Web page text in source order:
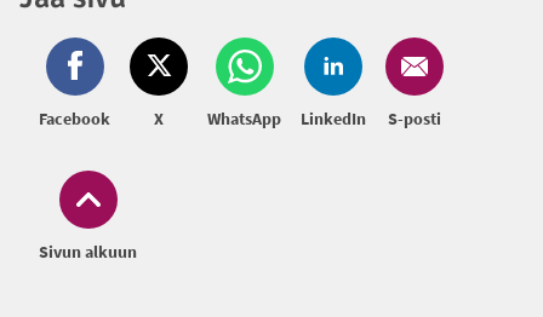
Sivun alkuun
Facebook X WhatsApp LinkedIn S-posti